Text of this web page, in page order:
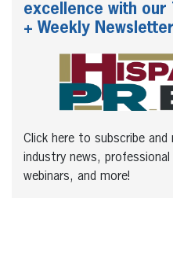
excellence with our
+ Weekly
Click here to subscribe
industry news,
webinars, and more!